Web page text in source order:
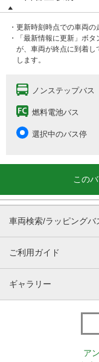
・更新時刻時点での車両
・「最新情報に更新」ボ
が、車両が終点に到着
します。
ノンステップバス
燃料電池バス
選択中のバス停
この
車両検索/ラッピングバ
ご利用ガイド
ギャラリー
ア